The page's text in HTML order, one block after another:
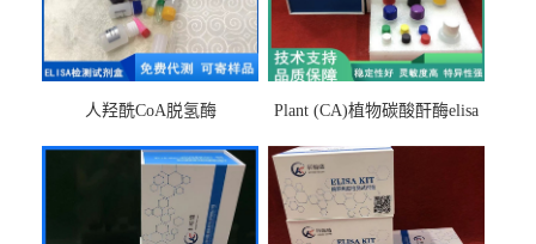
人羟酰CoA脱氢酶
Plant (CA)植物碳酸酐酶elisa